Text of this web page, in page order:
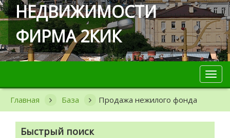
НЕДВИЖИМОСТИ
ФИРМА 2КИК
Главная База Продажа нежилого фонда
Быстрый поиск